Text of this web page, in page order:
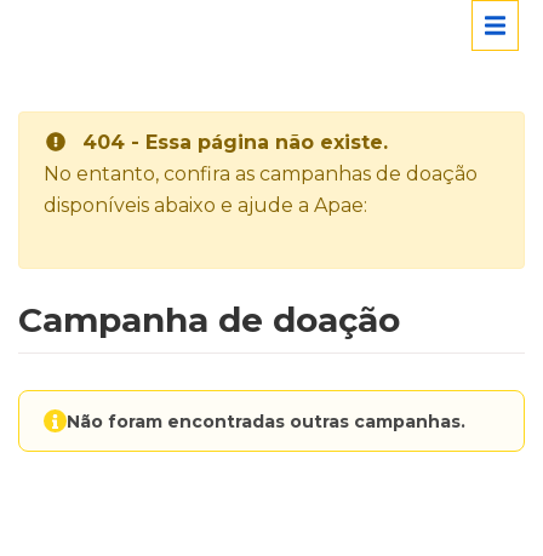
404 - Essa página não existe.
No entanto, confira as campanhas de doação
disponíveis abaixo e ajude a Apae:
Campanha de doação
Não foram encontradas outras campanhas.